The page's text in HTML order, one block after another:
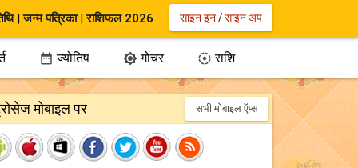
|जन्म पत्रिका|राशिफल 2026 साइन इन/साइन अप
 ज्योतिष  गोचर  राशि
मोबाइल पर सभी मोबाइल ऍप्स